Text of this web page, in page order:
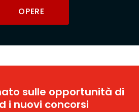
OPERE
sulle opportunità di
i nuovi concorsi